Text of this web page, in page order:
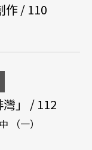
作 / 110
」 / 112
（一）